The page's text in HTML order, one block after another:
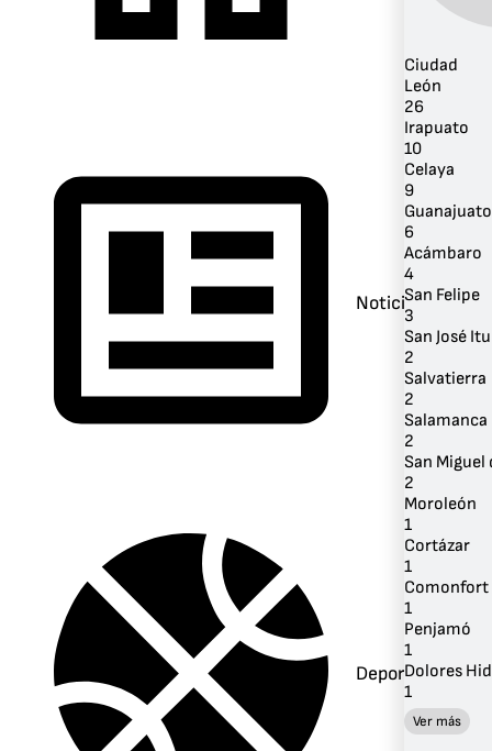
Noticias
Deportes
Ciudad
León
26
Irapuato
10
Celaya
9
Guanajuato
6
Acámbaro
4
San Felipe
3
San José
2
Salvatierra
2
Salamanca
2
San Miguel
2
Moroleón
1
Cortázar
1
Comonfort
1
Penjamó
1
Dolores
1
Ver más